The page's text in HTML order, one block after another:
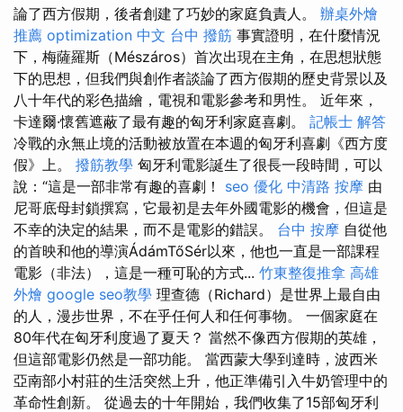
論了西方假期，後者創建了巧妙的家庭負責人。 辦桌外燴
推薦 optimization 中文 台中 撥筋 事實證明，在什麼情況
下，梅薩羅斯（Mészáros）首次出現在主角，在思想狀態
下的思想，但我們與創作者談論了西方假期的歷史背景以及
八十年代的彩色描繪，電視和電影參考和男性。 近年來，
卡達爾·懷舊遮蔽了最有趣的匈牙利家庭喜劇。 記帳士 解答
冷戰的永無止境的活動被放置在本週的匈牙利喜劇《西方度
假》上。 撥筋教學 匈牙利電影誕生了很長一段時間，可以
說：“這是一部非常有趣的喜劇！ seo 優化 中清路 按摩 由
尼哥底母封鎖撰寫，它最初是去年外國電影的機會，但這是
不幸的決定的結果，而不是電影的錯誤。 台中 按摩 自從他
的首映和他的導演ÁdámTőSér以來，他也一直是一部課程
電影（非法），這是一種可恥的方式... 竹東整復推拿 高雄
外燴 google seo教學 理查德（Richard）是世界上最自由
的人，漫步世界，不在乎任何人和任何事物。 一個家庭在
80年代在匈牙利度過了夏天？ 當然不像西方假期的英雄，
但這部電影仍然是一部功能。 當西蒙大學到達時，波西米
亞南部小村莊的生活突然上升，他正準備引入牛奶管理中的
革命性創新。 從過去的十年開始，我們收集了15部匈牙利